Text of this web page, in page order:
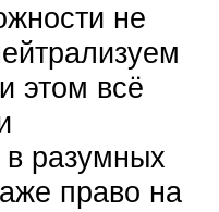
не
этом всё
разумных
право на